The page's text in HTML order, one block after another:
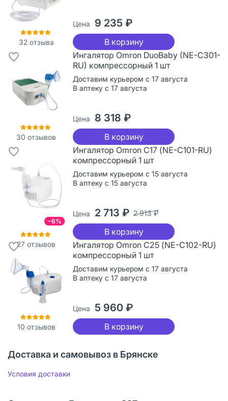
32отзыва
Цена 9 235 ₽
В корзину
30 отзывов
Ингалятор Omron DuoBaby (NE-C301-
RU) компрессорный 1 шт
Доставим курьером с 17 августа
В аптеку с 17 августа
Цена 8 318 ₽
В корзину
−6%
27 отзывов
Ингалятор Omron С17 (NE-C101-RU)
компрессорный 1 шт
Доставим курьером с 15 августа
В аптеку с 15 августа
Цена 2 713 ₽ 2 913 ₽
В корзину
10 отзывов
Ингалятор Omron С25 (NE-C102-RU)
компрессорный 1 шт
Доставим курьером с 17 августа
В аптеку с 17 августа
Цена 5 960 ₽
В корзину
Доставка и самовывоз в Брянске
Условия доставки